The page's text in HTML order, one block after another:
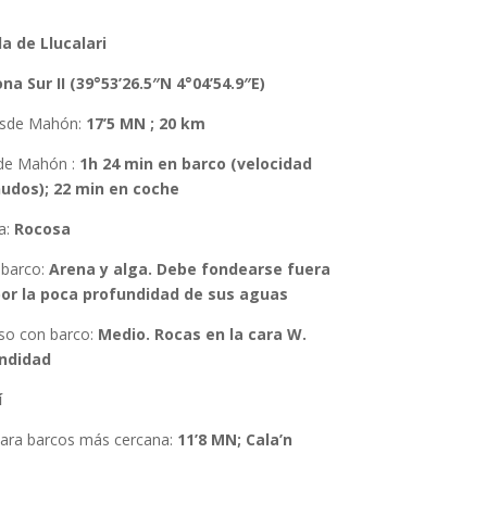
de Llucalari
Sur II (39°53’26.5″N 4°04’54.9″E)
Mahón: 17’5 MN ; 20 km
Mahón : 1h 24 min en barco (velocidad
22 min en coche
Rocosa
: Arena y alga. Debe fondearse fuera
la poca profundidad de sus aguas
con barco: Medio. Rocas en la cara W.
barcos más cercana: 11’8 MN; Cala’n